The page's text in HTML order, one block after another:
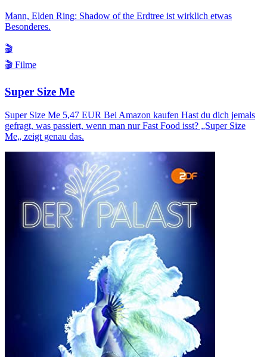
Mann, Elden Ring: Shadow of the Erdtree ist wirklich etwas
Besonderes.
🎬
🎬 Filme
Super Size Me
Super Size Me 5,47 EUR Bei Amazon kaufen Hast du dich jemals
gefragt, was passiert, wenn man nur Fast Food isst? „Super Size
Me„ zeigt genau das.